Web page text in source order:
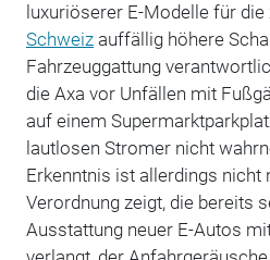
luxuriöserer E-Modelle für
Schweizauffällig höhere
Fahrzeuggattung
die Axa vor Unfällen mit
auf einem
lautlosen Stromer nicht
Erkenntnis ist allerdings nicht
Verordnung zeigt, die bereits
Ausstattung neuer E-Autos